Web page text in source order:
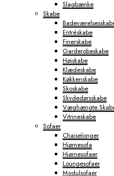
Slagbænke
Skabe
Entréskabe
Finerskabe
Garderobeskabe
Højskabe
Klædeskabe
Køkkenskabe
Skoskabe
Skydedørsskabe
Væghængte
Vitrineskabe
Sofaer
Chaiselonger
Hjørnesofa
Hjørnesofaer
Loungesofaer
Modulsofaer